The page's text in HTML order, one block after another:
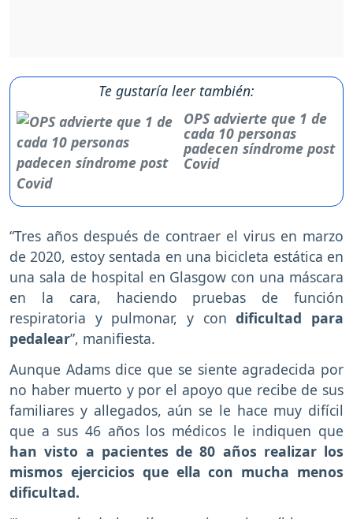
Te gustaría leer también:
OPS advierte que 1 de
cada 10 personas
padecen síndrome post
Covid
“Tres años después de contraer el virus en marzo
de 2020, estoy sentada en una bicicleta estática en
una sala de hospital en Glasgow con una máscara
en la cara, haciendo pruebas de función
respiratoria y pulmonar, y condificultad para
pedalear”, manifiesta.
Aunque Adams dice que se siente agradecida por
no haber muerto y por el apoyo que recibe de sus
familiares y allegados, aún se le hace muy difícil
que a sus 46 años los médicos le indiquen que
han visto a pacientes de 80 años realizar los
mismos ejercicios que ella con mucha menos
dificultad.